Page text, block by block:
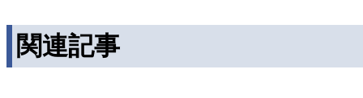
関連記事